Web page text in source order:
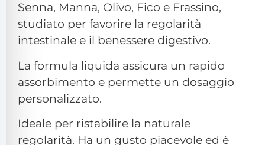
Senna, Manna, Olivo, Fico e Frassino,
studiato per favorire la regolarità
intestinale e il benessere digestivo.
La formula liquida assicura un rapido
assorbimento e permette un dosaggio
personalizzato.
Ideale per ristabilire la naturale
regolarità. Ha un gusto piacevole ed è